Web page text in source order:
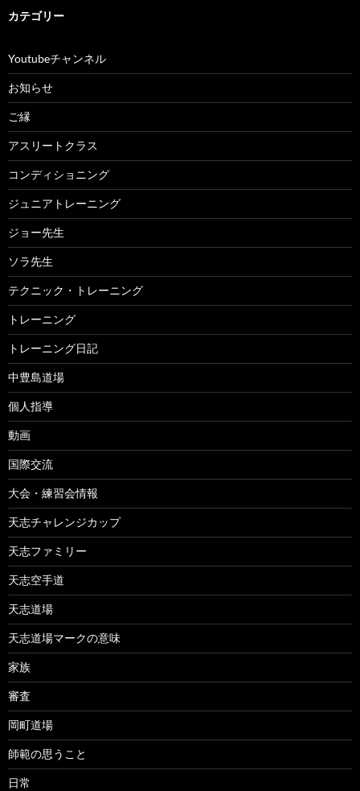
カテゴリー
Youtubeチャンネル
お知らせ
ご縁
アスリートクラス
コンディショニング
ジュニアトレーニング
ジョー先生
ソラ先生
テクニック・トレーニング
トレーニング
トレーニング日記
中豊島道場
個人指導
動画
国際交流
大会・練習会情報
天志チャレンジカップ
天志ファミリー
天志空手道
天志道場
天志道場マークの意味
家族
審査
岡町道場
師範の思うこと
日常